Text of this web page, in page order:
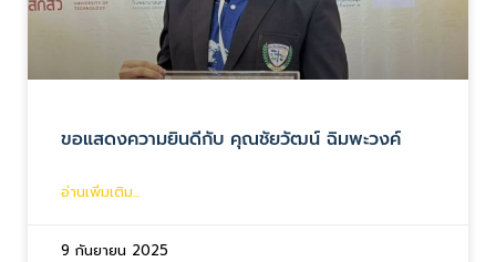
ขอแสดงความยินดีกับ คุณชัยวัฒน์ ฉิมพะวงค์
อ่านเพิ่มเติม...
9 กันยายน 2025